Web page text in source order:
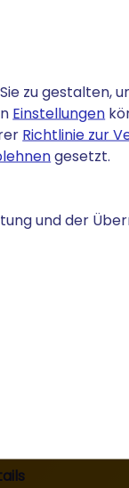
zu gestalten,
Einstellungen
Richtlinie zur
gesetzt.
und der
– faire
Konditionen –
für Anfrage-
einem